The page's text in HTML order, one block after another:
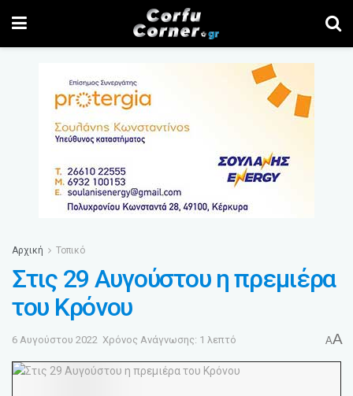
Αρχική Τοπικό
Στις 29 Αυγούστου η πρεμιέρα
του Κρόνου
6 Αυγούστου 2022 Χρόνος Ανάγνωσης: 1 λεπτό AA